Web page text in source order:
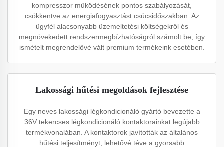
kompresszor működésének pontos szabályozását,
csökkentve az energiafogyasztást csúcsidőszakban. Az
ügyfél alacsonyabb üzemeltetési költségekről és
megnövekedett rendszermegbízhatóságról számolt be, így
ismételt megrendelővé vált premium termékeink esetében.
Lakossági hűtési megoldások fejlesztése
Egy neves lakossági légkondicionáló gyártó bevezette a
36V tekercses légkondicionáló kontaktorainkat legújabb
termékvonalában. A kontaktorok javították az általános
hűtési teljesítményt, lehetővé téve a gyorsabb